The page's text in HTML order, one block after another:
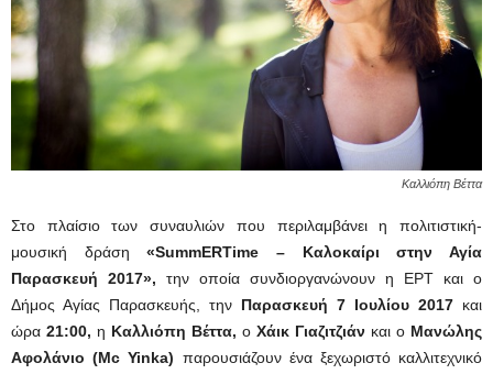
Καλλιόπη Βέττα
Στο πλαίσιο των συναυλιών που περιλαμβάνει η πολιτιστική-
μουσική δράση«SummERTime – Καλοκαίρι στην Αγία
Παρασκευή 2017», την οποία συνδιοργανώνουν η ΕΡΤ και ο
Δήμος Αγίας Παρασκευής, την Παρασκευή 7 Ιουλίου 2017 και
ώρα 21:00, η Καλλιόπη Βέττα, ο Χάικ Γιαζιτζιάν και ο Μανώλης
Αφολάνιο (Μc Yinka) παρουσιάζουν ένα ξεχωριστό καλλιτεχνικό